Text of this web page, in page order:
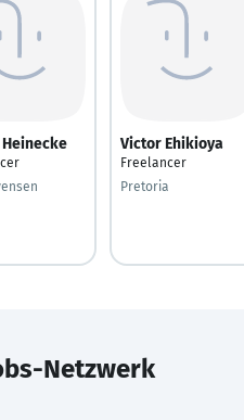
Victor Ehikioya
Freelancer
Pretoria
Netzwerk